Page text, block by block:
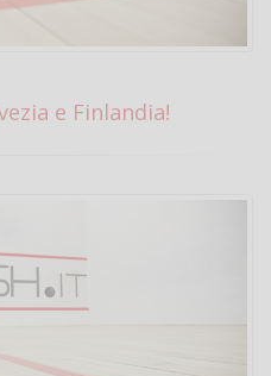
e Finlandia!